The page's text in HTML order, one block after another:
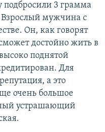
3 грамма
мужчина с
Он, как говорят
достойно жить в
поднятой
Для
а это
очень большое
устрашающий